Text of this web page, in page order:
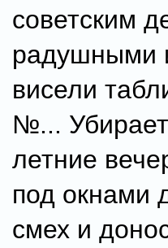
советским
радушными
висели
№...
летние
под окнами
смех и